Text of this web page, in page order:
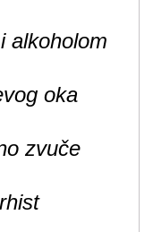
alkoholom
oka
zvuče